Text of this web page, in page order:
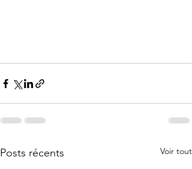
Posts récents Voir tout